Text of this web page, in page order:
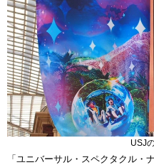
USJ
「ユニバーサル・スペクタクル・